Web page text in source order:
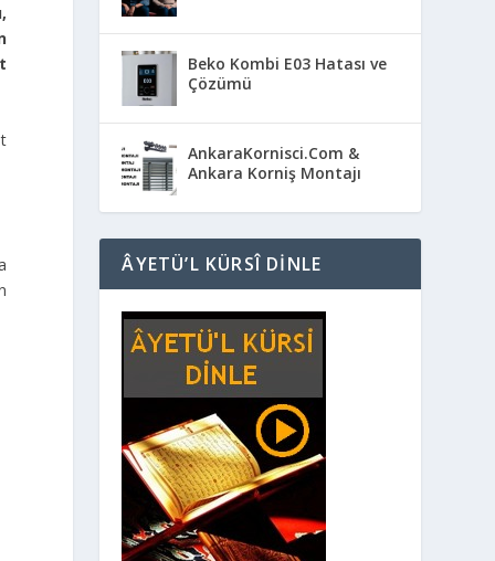
Beko Kombi E03 Hatası ve
Çözümü
AnkaraKornisci.Com &
Ankara Korniş Montajı
ÂYETÜ’L KÜRSÎ DINLE